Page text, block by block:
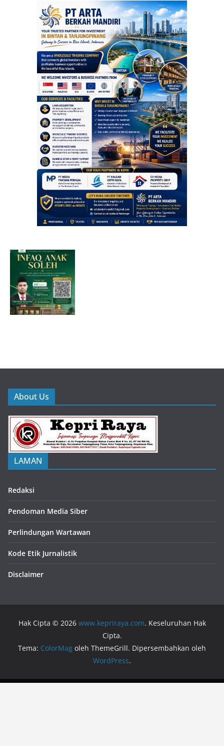
About Us
LAMAN
Redaksi
Pendoman Media Siber
Perlindungan Wartawan
Kode Etik Jurnalistik
Disclaimer
Hak Cipta © 2026 www.kepriraya.com. Keseluruhan Hak
Cipta.
Tema: ColorMag oleh ThemeGrill. Dipersembahkan oleh
WordPress.